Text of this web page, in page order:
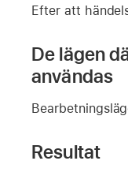
Efter att
De lägen
användas
Resultat